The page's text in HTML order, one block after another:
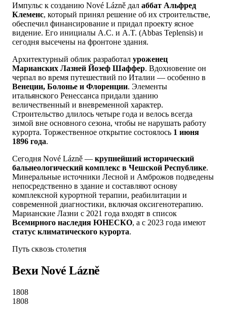
Импульс к созданию Nové Lázně дал аббат Альфред
Клеменс, который принял решение об их строительстве,
обеспечил финансирование и придал проекту ясное
видение. Его инициалы A.C. и A.T. (Abbas Teplensis) и
сегодня высечены на фронтоне здания.
Архитектурный облик разработал уроженец
Марианских Лазней Йозеф Шаффер. Вдохновение он
черпал во время путешествий по Италии — особенно в
Венеции, Болонье и Флоренции. Элементы
итальянского Ренессанса придали зданию
величественный и вневременной характер.
Строительство длилось четыре года и велось всегда
зимой вне основного сезона, чтобы не нарушать работу
курорта. Торжественное открытие состоялось 1 июня
1896 года.
Сегодня Nové Lázně — крупнейший исторический
бальнеологический комплекс в Чешской Республике.
Минеральные источники Лесной и Амброжов подведены
непосредственно в здание и составляют основу
комплексной курортной терапии, реабилитации и
современной диагностики, включая оксигенотерапию.
Марианские Лазни с 2021 года входят в список
Всемирного наследия ЮНЕСКО, а с 2023 года имеют
статус климатического курорта.
Путь сквозь столетия
Вехи Nové Lázně
1808
1808